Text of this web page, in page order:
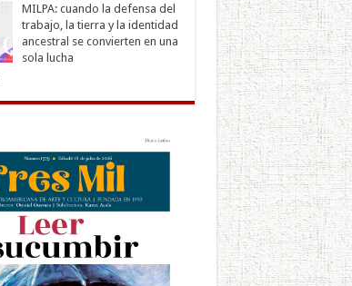
MILPA: cuando la defensa del
trabajo, la tierra y la identidad
ancestral se convierten en una
sola lucha